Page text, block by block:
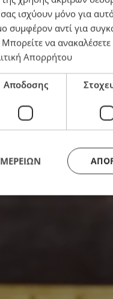
ισχύουν μόνο για
συμφέρον αντί για
Μπορείτε να
Απορρήτου
Αποδοσης